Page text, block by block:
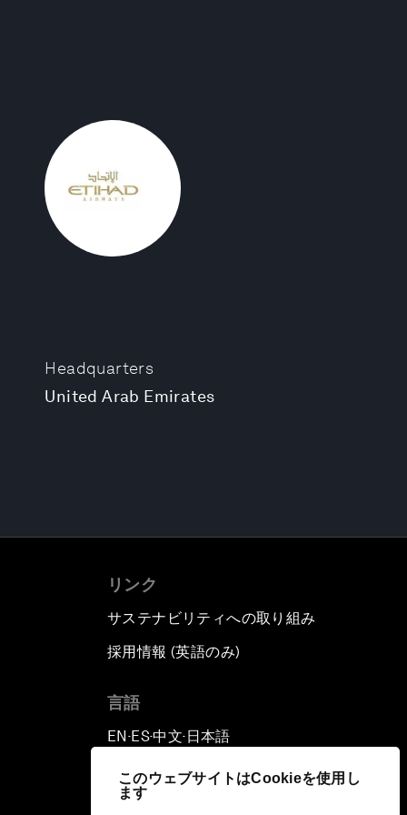
このウェブサイトはCookieを使用し
ます
Headquarters
United Arab Emirates
リンク
サステナビリティへの取り組み
採用情報 (英語のみ)
言語
EN ▪ES▪中文▪ 日本語